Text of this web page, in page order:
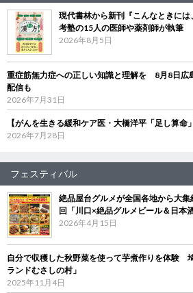
現代書林から新刊『こんなときに
考塾の15人の医師や薬剤師が執筆
2026年8月5日
重症筋無力症への正しい知識と理解を 8月8日広
配信も
2026年7月31日
【がんを生きる緩和ケア医・大橋洋平「足し算命
2026年7月28日
フェスティバル
絶品屋台グルメが全国各地から大
回「川口×絶品グルメビール＆日本
2026年4月15日
自分で収穫した秋野菜を使って芋煮作りを体験
ランドむさしの村」
2025年11月4日